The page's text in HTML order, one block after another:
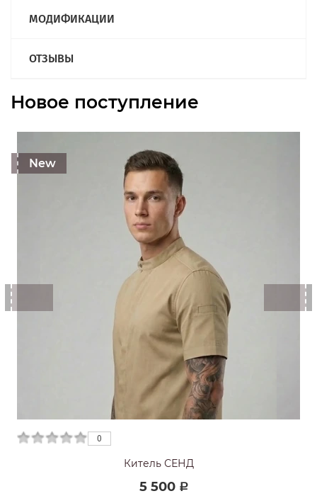
МОДИФИКАЦИИ
ОТЗЫВЫ
Новое поступление
0
New
0
Китель СЕНД
5 500 Р